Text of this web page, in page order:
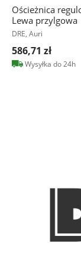
Ościeżnica
Lewa przylgowa
DRE, Auri
586,71 zł
Wysyłka do 24h